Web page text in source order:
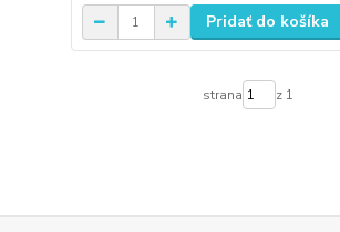
Pridať do košíka
strana z 1